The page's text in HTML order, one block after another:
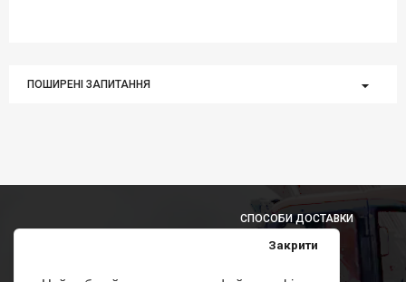
Закрити
ПОШИРЕНІ ЗАПИТАННЯ
СПОСОБИ ДОСТАВКИ